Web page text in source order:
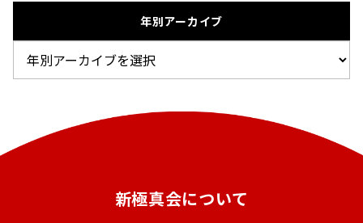
年別アーカイブ
新極真会について